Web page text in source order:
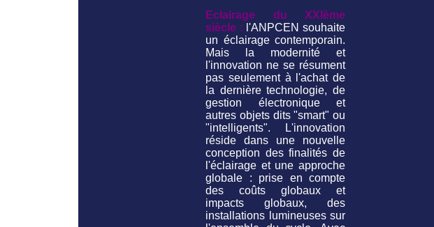
Eclairage du XXIème
siècle : l'ANPCEN souhaite
un éclairage contemporain.
Mais la modernité et
l'innovation ne se résument
pas seulement à l'achat de
la dernière technologie, de
gestion électronique et
autres objets dits "smart" ou
"intelligents". L'innovation
réside dans une nouvelle
conception des finalités de
l'éclairage et une approche
globale : prise en compte
des coûts globaux et
impacts globaux, des
installations lumineuses sur